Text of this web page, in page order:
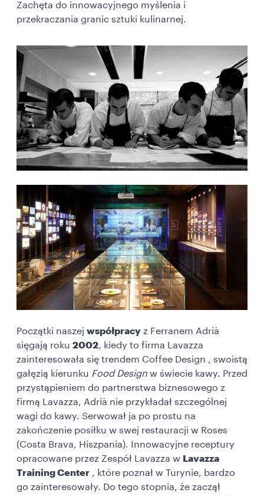
Zachęta do innowacyjnego myślenia i
przekraczania granic sztuki kulinarnej.
Początki naszej współpracy z Ferranem Adrià
sięgają roku 2002, kiedy to firma Lavazza
zainteresowała się trendem Coffee Design , swoistą
gałęzią kierunku Food Design w świecie kawy. Przed
przystąpieniem do partnerstwa biznesowego z
firmą Lavazza, Adrià nie przykładał szczególnej
wagi do kawy. Serwował ja po prostu na
zakończenie posiłku w swej restauracji w Roses
(Costa Brava, Hiszpania). Innowacyjne receptury
opracowane przez Zespół Lavazza w Lavazza
Training Center , które poznał w Turynie, bardzo
go zainteresowały. Do tego stopnia, że zaczął